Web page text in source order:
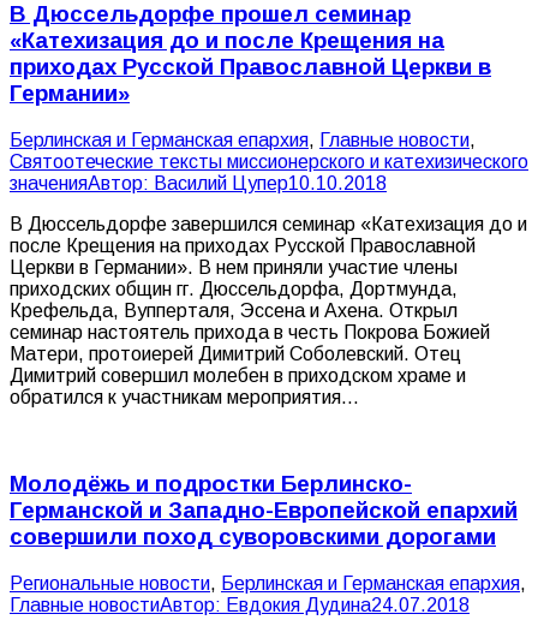
В Дюссельдорфе прошел семинар
«Катехизация до и после Крещения на
приходах Русской Православной Церкви в
Германии»
Берлинская и Германская епархия, Главные новости,
Святоотеческие тексты миссионерского и катехизического
значенияАвтор: Василий Цупер10.10.2018
В Дюссельдорфе завершился семинар «Катехизация до и
после Крещения на приходах Русской Православной
Церкви в Германии». В нем приняли участие члены
приходских общин гг. Дюссельдорфа, Дортмунда,
Крефельда, Вупперталя, Эссена и Ахена. Открыл
семинар настоятель прихода в честь Покрова Божией
Матери, протоиерей Димитрий Соболевский. Отец
Димитрий совершил молебен в приходском храме и
обратился к участникам мероприятия…
Молодёжь и подростки Берлинско-
Германской и Западно-Европейской епархий
совершили поход суворовскими дорогами
Pегиональные новости, Берлинская и Германская епархия,
Главные новостиАвтор: Евдокия Дудина24.07.2018